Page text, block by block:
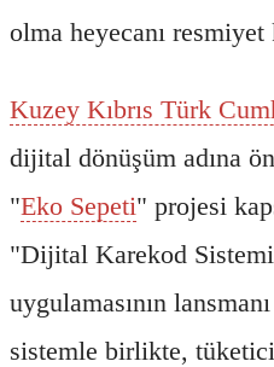
olma heyecanı resmiyet
Kuzey Kıbrıs Türk
dijital dönüşüm adına
"Eko Sepeti" projesi
"Dijital Karekod
uygulamasının
sistemle birlikte,